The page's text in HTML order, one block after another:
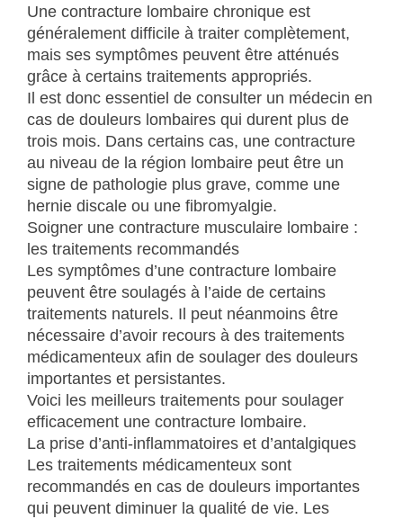
Une contracture lombaire chronique est
généralement difficile à traiter complètement,
mais ses symptômes peuvent être atténués
grâce à certains traitements appropriés.
Il est donc essentiel de consulter un médecin en
cas de douleurs lombaires qui durent plus de
trois mois. Dans certains cas, une contracture
au niveau de la région lombaire peut être un
signe de pathologie plus grave, comme une
hernie discale ou une fibromyalgie.
Soigner une contracture musculaire lombaire :
les traitements recommandés
Les symptômes d’une contracture lombaire
peuvent être soulagés à l’aide de certains
traitements naturels. Il peut néanmoins être
nécessaire d’avoir recours à des traitements
médicamenteux afin de soulager des douleurs
importantes et persistantes.
Voici les meilleurs traitements pour soulager
efficacement une contracture lombaire.
La prise d’anti-inflammatoires et d’antalgiques
Les traitements médicamenteux sont
recommandés en cas de douleurs importantes
qui peuvent diminuer la qualité de vie. Les